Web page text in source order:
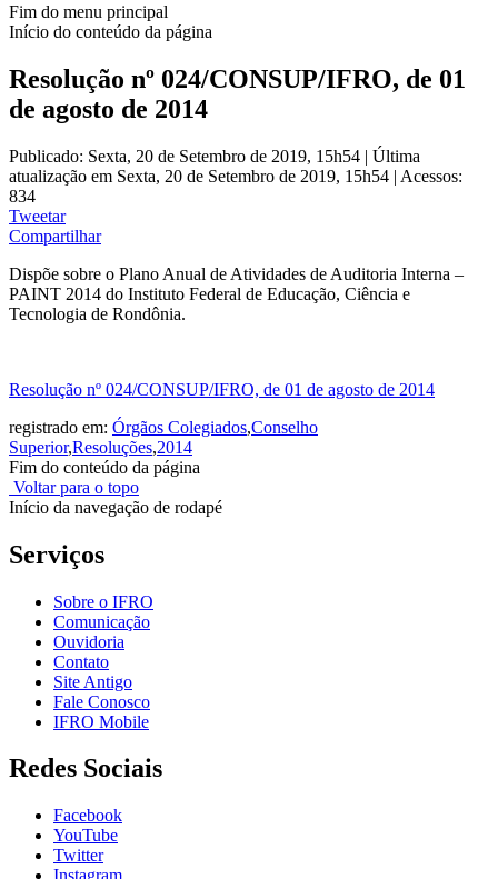
Fim do menu principal
Início do conteúdo da página
Resolução nº 024/CONSUP/IFRO, de 01
de agosto de 2014
Publicado: Sexta, 20 de Setembro de 2019, 15h54 | Última
atualização em Sexta, 20 de Setembro de 2019, 15h54 | Acessos:
834
Tweetar
Compartilhar
Dispõe sobre o Plano Anual de Atividades de Auditoria Interna –
PAINT 2014 do Instituto Federal de Educação, Ciência e
Tecnologia de Rondônia.
Resolução nº 024/CONSUP/IFRO, de 01 de agosto de 2014
registrado em: Órgãos Colegiados,Conselho
Superior,Resoluções,2014
Fim do conteúdo da página
Voltar para o topo
Início da navegação de rodapé
Serviços
Sobre o IFRO
Comunicação
Ouvidoria
Contato
Site Antigo
Fale Conosco
IFRO Mobile
Redes Sociais
Facebook
YouTube
Twitter